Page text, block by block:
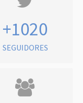
+1020
SEGUIDORES